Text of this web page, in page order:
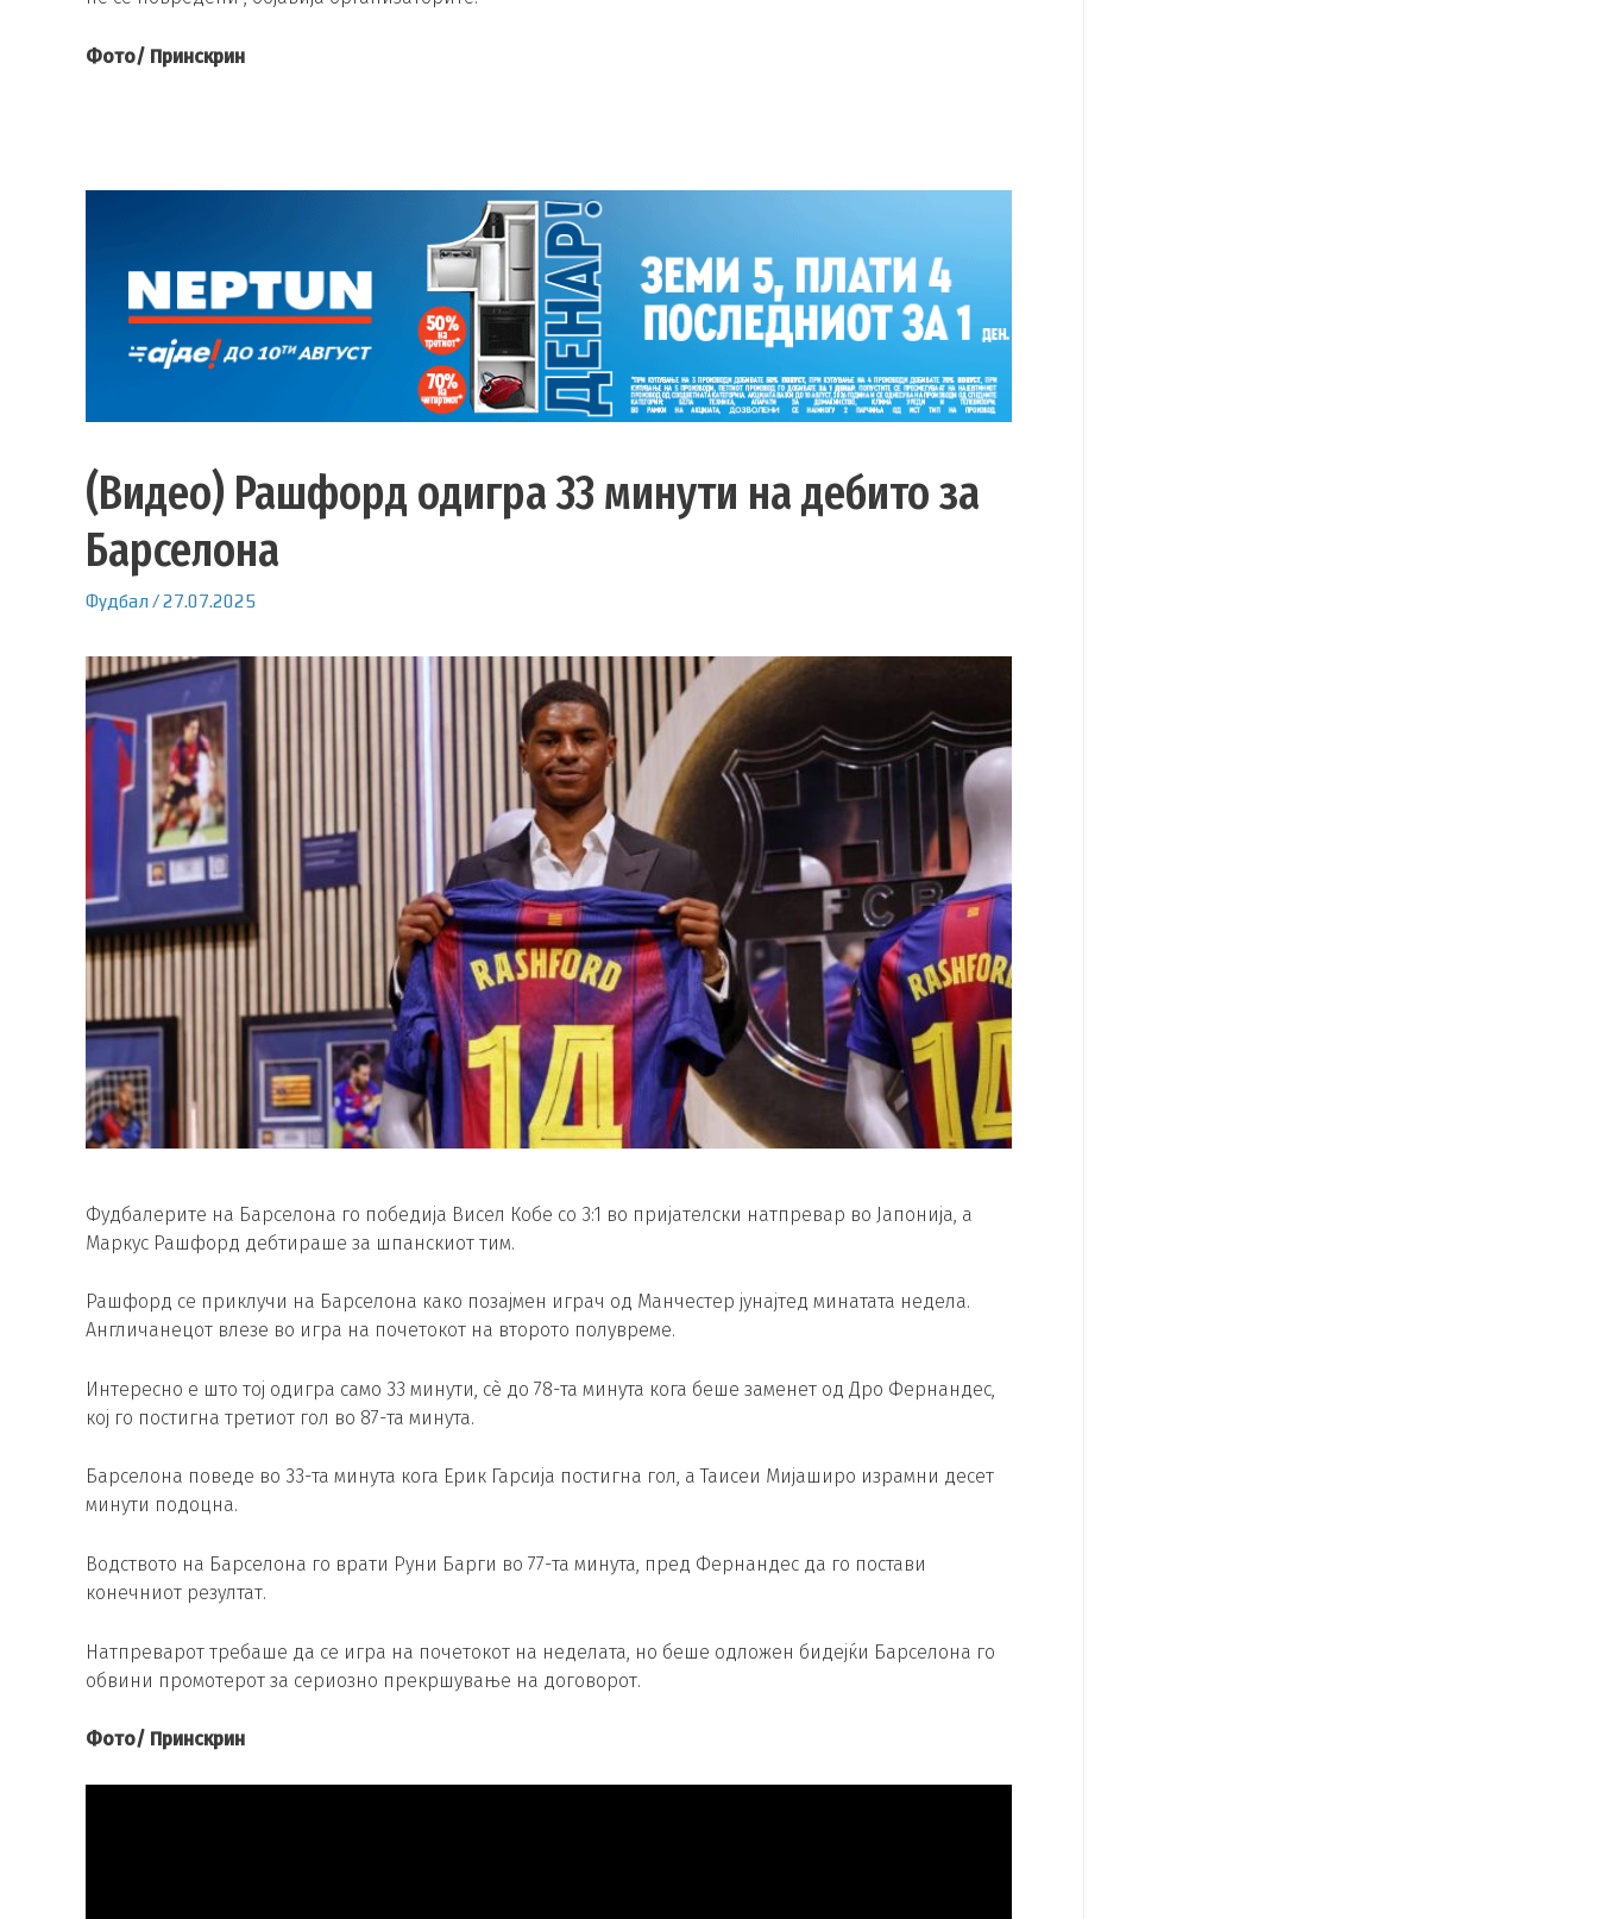
Фото/ Принскрин
(Видео) Рашфорд одигра 33 минути на дебито за
Барселона
Фудбал /27.07.2025
Фудбалерите на Барселона го победија Висел Кобе со 3:1 во пријателски натпревар во Јапонија, а
Маркус Рашфорд дебтираше за шпанскиот тим.
Рашфорд се приклучи на Барселона како позајмен играч од Манчестер јунајтед минатата недела.
Англичанецот влезе во игра на почетокот на второто полувреме.
Интересно е што тој одигра само 33 минути, сè до 78-та минута кога беше заменет од Дро Фернандес,
кој го постигна третиот гол во 87-та минута.
Барселона поведе во 33-та минута кога Ерик Гарсија постигна гол, а Таисеи Мијаширо израмни десет
минути подоцна.
Водството на Барселона го врати Руни Барги во 77-та минута, пред Фернандес да го постави
конечниот резултат.
Натпреварот требаше да се игра на почетокот на неделата, но беше одложен бидејќи Барселона го
обвини промотерот за сериозно прекршување на договорот.
Фото/ Принскрин